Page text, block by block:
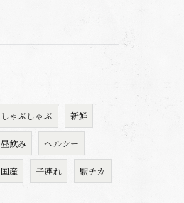
しゃぶしゃぶ 新鮮
昼飲み ヘルシー
国産 子連れ 駅チカ